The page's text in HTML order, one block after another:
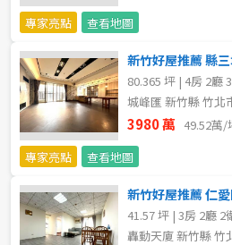
格局
不拘
2房
4房
專家亮點
查看地圖
80.365 坪 | 4房 2廳
城峰匯 新竹縣 竹北
3980 萬 49.52萬/
專家亮點
查看地圖
41.57 坪 | 3房 2廳 2
轟動天廈 新竹縣 竹